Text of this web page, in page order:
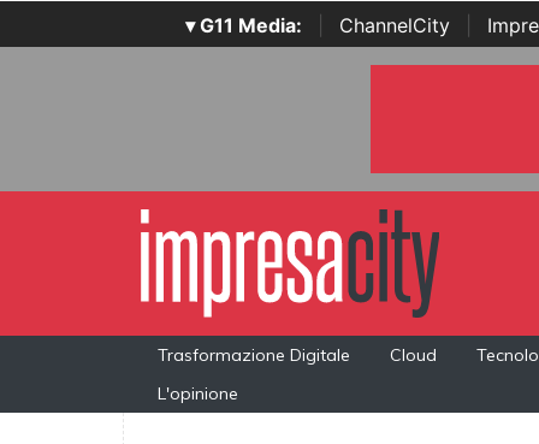
▾ G11 Media: ChannelCity
Trasformazione Digitale Cloud
L'opinione